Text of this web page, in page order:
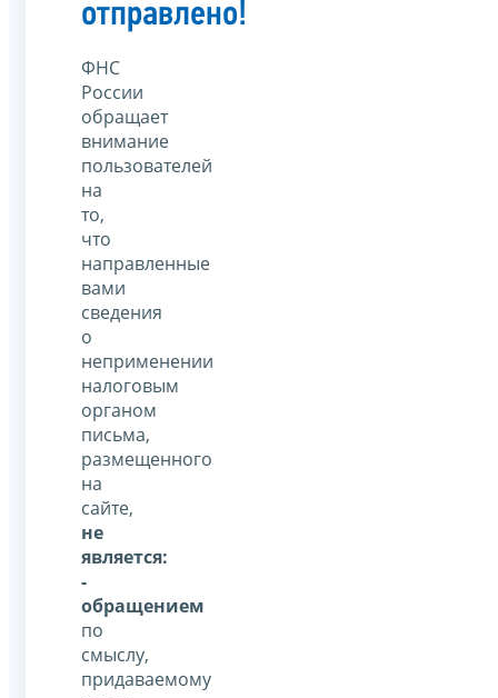
отправлено!
ФНС
России
обращает
внимание
пользователей
на
то,
что
направленные
вами
сведения
о
неприменении
налоговым
органом
письма,
размещенного
на
сайте,
не
является:
-
обращением
по
смыслу,
придаваемому